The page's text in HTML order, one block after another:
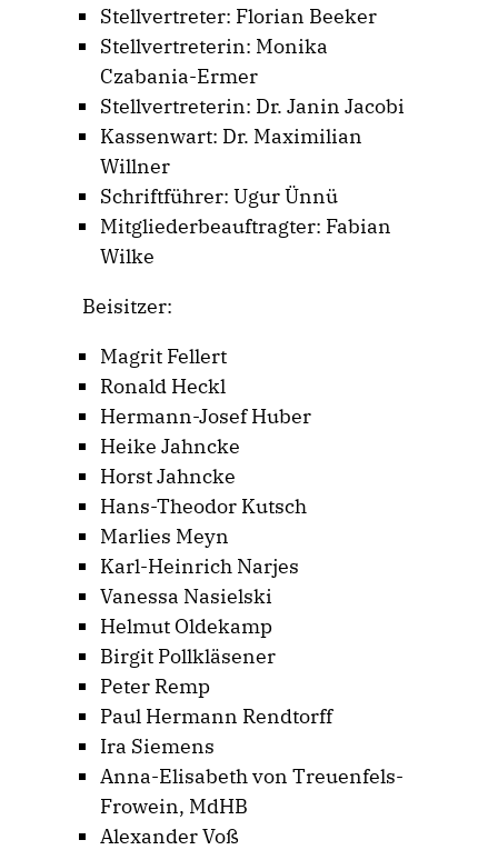
Stellvertreter: Florian Beeker
Stellvertreterin: Monika
Czabania-Ermer
Stellvertreterin: Dr. Janin Jacobi
Kassenwart: Dr. Maximilian
Willner
Schriftführer: Ugur Ünnü
Mitgliederbeauftragter: Fabian
Wilke
Beisitzer:
Magrit Fellert
Ronald Heckl
Hermann-Josef Huber
Heike Jahncke
Horst Jahncke
Hans-Theodor Kutsch
Marlies Meyn
Karl-Heinrich Narjes
Vanessa Nasielski
Helmut Oldekamp
Birgit Pollkläsener
Peter Remp
Paul Hermann Rendtorff
Ira Siemens
Anna-Elisabeth von Treuenfels-
Frowein, MdHB
Alexander Voß